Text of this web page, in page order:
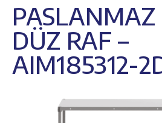
PASLANMAZ
DÜZ RAF –
AIM185312-